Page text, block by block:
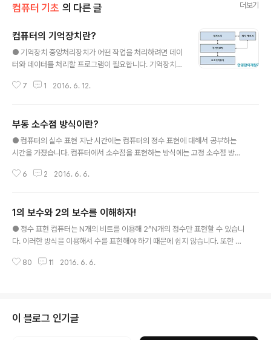
컴퓨터 기초 의 다른 글 더보기
컴퓨터의 기억장치란?
● 기억장치 중앙처리장치가 어떤 작업을 처리하려면 데이
터와 데이터를 처리할 프로그램이 필요합니다. 기억장치는
적으로 저장하는 장치입니다. 기억장치는 접근 속도, 기억
메모리, 주기억장치, 보조기억장치로 분류할 수 있습니다. ​
- 레지스터 : 중앙처리장치 내부에 존재하는 기억장치입니
다.​ 접근 시간이 중앙처리장치의 처리 속도와 비슷합니다. ​
속도 차이를 줄이기 위해 사용됩니다. 실행 중인 프로그램
7 1 2016. 6. 12.
부동 소수점 방식이란?
● 컴퓨터의 실수 표현 지난 시간에는 컴퓨터의 정수 표현에 대해서 공부하는
시간을 가졌습니다. 컴퓨터에서 소수점을 표현하는 방식에는 고정 소수점 방식
치에 있다는 의미로 정수를 표현할 때 주로 사용되어집니다. 부동 소수점 방식
된 실수는 인간에게 다음으로 해석됩니다. m X r^e ( m : 가수 r : 밑수 e : 지수
) 예를 들어 57.23 X 10^1에서 가수는 57.23, 밑수는 10, 지수는 1이 됩니다.
572.3 X 10^2에서는 가수가 572.3, 밑수는 10, 지수..
6 2 2016. 6. 6.
1의 보수와 2의 보수를 이해하자!
● 정수 표현 컴퓨터는 N개의 비트를 이용해 2^N개의 정수만 표현할 수 있습니
다. 이러한 방식을 이용해서 수를 표현해야 하기 때문에 쉽지 않습니다. 또한 정
표현을 해주어야 합니다. 하지만 정확히 어떠한 방식으로 이러한 정수를 표현할
음의 정수를 표현하기 위해서 고안되었습니다. 컴퓨터 내부에서는 사칙연산을
할 때 덧셈을 담당하는 가산기(Adder)만 이용하기 때문에 뺄셈은 덧셈으..
80 11 2016. 6. 6.
이 블로그 인기글